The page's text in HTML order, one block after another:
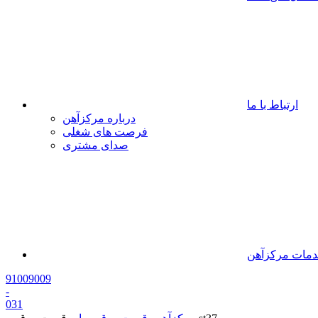
ارتباط با ما
درباره مرکزآهن
فرصت های شغلی
صدای مشتری
مرکزآهن
91009009
-
031